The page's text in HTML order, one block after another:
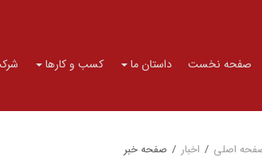
صفحه نخست داستان ما کسب و کارها
اصلی / اخبار / صفحه خبر